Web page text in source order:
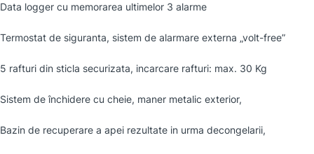
Data logger cu memorarea ultimelor 3 alarme
Termostat de siguranta, sistem de alarmare externa „volt-free”
5 rafturi din sticla securizata, incarcare rafturi: max. 30 Kg
Sistem de închidere cu cheie, maner metalic exterior,
Bazin de recuperare a apei rezultate in urma decongelarii,